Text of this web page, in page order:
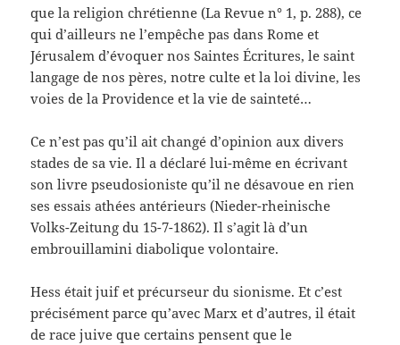
que la religion chrétienne (La Revue n° 1, p. 288), ce
qui d’ailleurs ne l’empêche pas dans Rome et
Jérusalem d’évoquer nos Saintes Écritures, le saint
langage de nos pères, notre culte et la loi divine, les
voies de la Providence et la vie de sainteté…
Ce n’est pas qu’il ait changé d’opinion aux divers
stades de sa vie. Il a déclaré lui-même en écrivant
son livre pseudosioniste qu’il ne désavoue en rien
ses essais athées antérieurs (Nieder-rheinische
Volks-Zeitung du 15-7-1862). Il s’agit là d’un
embrouillamini diabolique volontaire.
Hess était juif et précurseur du sionisme. Et c’est
précisément parce qu’avec Marx et d’autres, il était
de race juive que certains pensent que le